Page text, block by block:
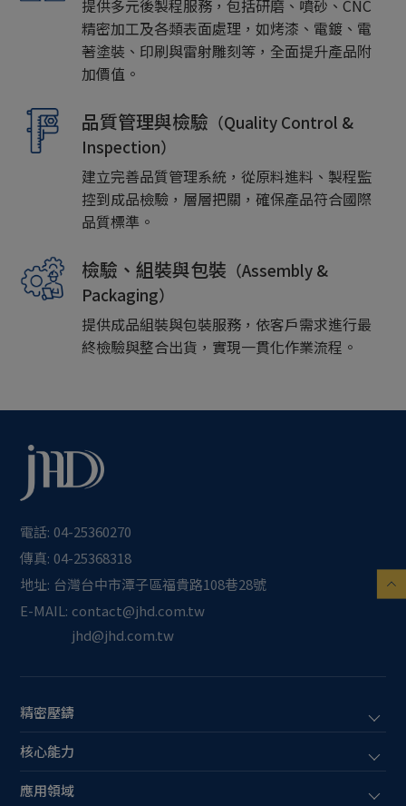
提供多元後製程服務，包括研磨、噴砂、CNC
精密加工及各類表面處理，如烤漆、電鍍、電
著塗裝、印刷與雷射雕刻等，全面提升產品附
加價值。
品質管理與檢驗 （Quality Control &
Inspection）
建立完善品質管理系統，從原料進料、製程監
控到成品檢驗，層層把關，確保產品符合國際
品質標準。
檢驗、組裝與包裝 （Assembly &
Packaging）
提供成品組裝與包裝服務，依客戶需求進行最
終檢驗與整合出貨，實現一貫化作業流程。
電話: 04-25360270
傳真: 04-25368318
地址: 台灣台中市潭子區福貴路108巷28號
E-MAIL: contact@jhd.com.tw
jhd@jhd.com.tw
精密壓鑄
核心能力
應用領域